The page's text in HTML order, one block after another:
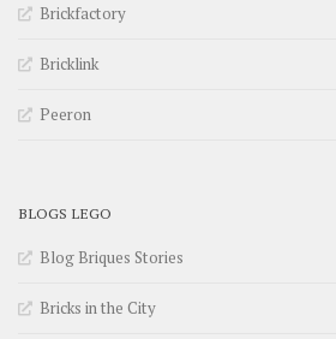
Brickfactory
Bricklink
Peeron
BLOGS LEGO
Blog Briques Stories
Bricks in the City